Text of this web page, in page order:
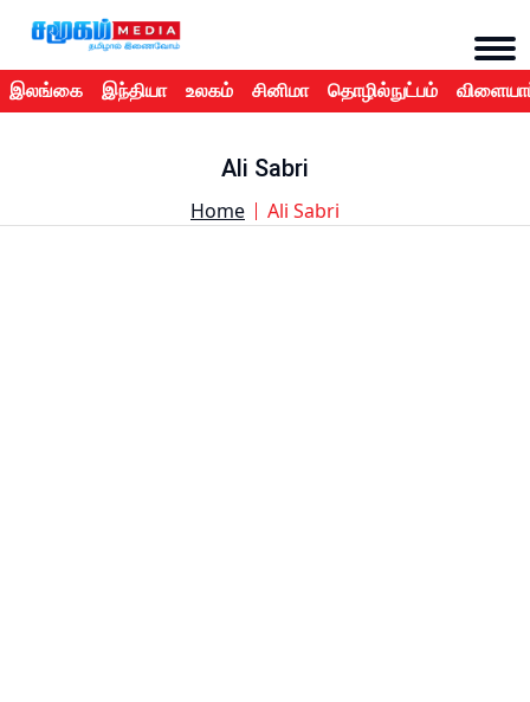
இலங்கை இந்தியா உலகம் சினிமா தொழில்நுட்பம்
Ali Sabri
Home Ali Sabri